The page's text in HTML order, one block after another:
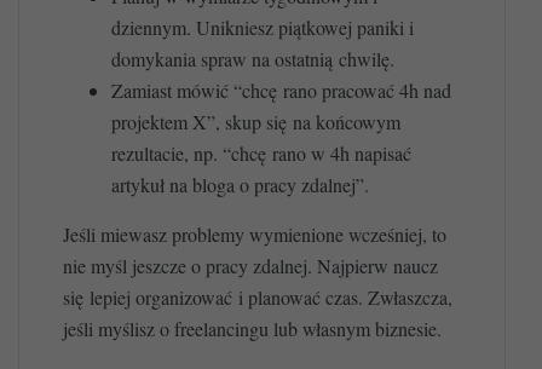
dziennym. Unikniesz piątkowej paniki i
domykania spraw na ostatnią chwilę.
Zamiast mówić “chcę rano pracować 4h nad
projektem X”, skup się na końcowym
rezultacie, np. “chcę rano w 4h napisać
artykuł na bloga o pracy zdalnej”.
Jeśli miewasz problemy wymienione wcześniej, to
nie myśl jeszcze o pracy zdalnej. Najpierw naucz
się lepiej organizować i planować czas. Zwłaszcza,
jeśli myślisz o freelancingu lub własnym biznesie.